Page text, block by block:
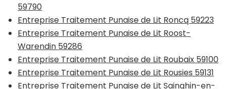
59790
Entreprise Traitement Punaise de Lit Roncq 59223
Entreprise Traitement Punaise de Lit Roost-
Warendin 59286
Entreprise Traitement Punaise de Lit Roubaix 59100
Entreprise Traitement Punaise de Lit Rousies 59131
Entreprise Traitement Punaise de Lit Sainghin-en-